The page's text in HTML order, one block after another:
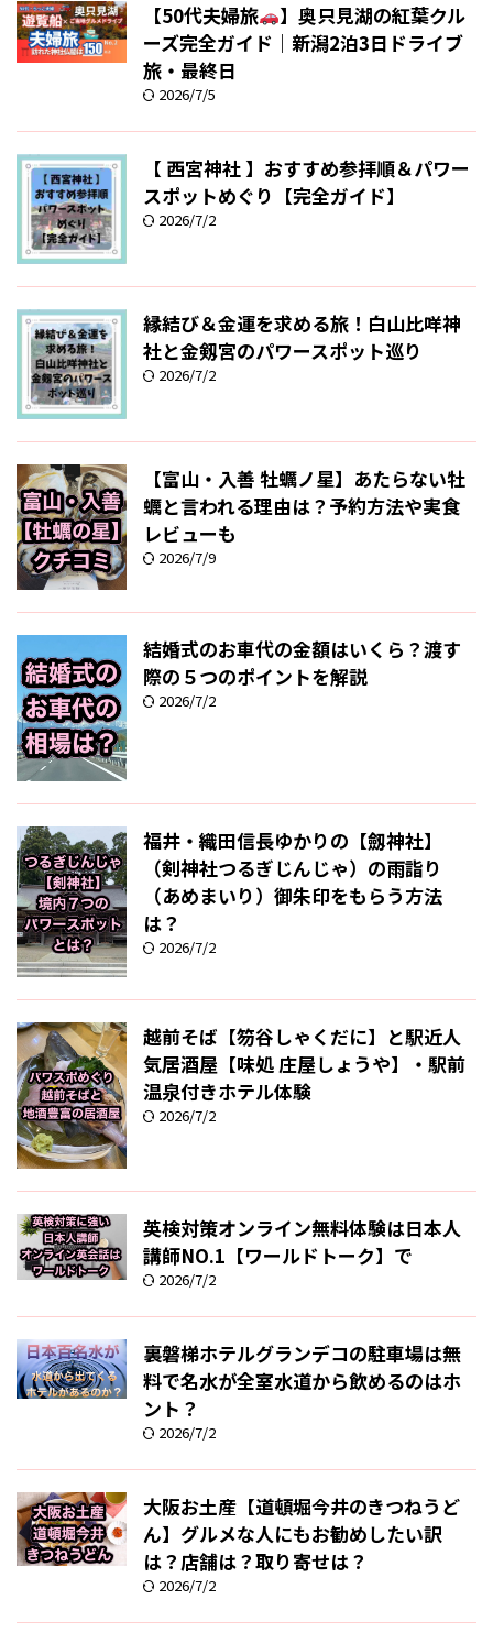
【50代夫婦旅
】奥只見湖の紅葉クル
ーズ完全ガイド｜新潟2泊3日ドライブ
旅・最終日
2026/7/5
【 西宮神社 】おすすめ参拝順＆パワー
スポットめぐり【完全ガイド】
2026/7/2
縁結び＆金運を求める旅！白山比咩神
社と金剱宮のパワースポット巡り
2026/7/2
【富山・入善 牡蠣ノ星】あたらない牡
蠣と言われる理由は？予約方法や実食
レビューも
2026/7/9
結婚式のお車代の金額はいくら？渡す
際の５つのポイントを解説
2026/7/2
福井・織田信長ゆかりの【劔神社】
（剣神社つるぎじんじゃ）の雨詣り
（あめまいり）御朱印をもらう方法
は？
2026/7/2
越前そば【笏谷しゃくだに】と駅近人
気居酒屋【味処 庄屋しょうや】・駅前
温泉付きホテル体験
2026/7/2
英検対策オンライン無料体験は日本人
講師NO.1【ワールドトーク】で
2026/7/2
裏磐梯ホテルグランデコの駐車場は無
料で名水が全室水道から飲めるのはホ
ント？
2026/7/2
大阪お土産【道頓堀今井のきつねうど
ん】グルメな人にもお勧めしたい訳
は？店舗は？取り寄せは？
2026/7/2